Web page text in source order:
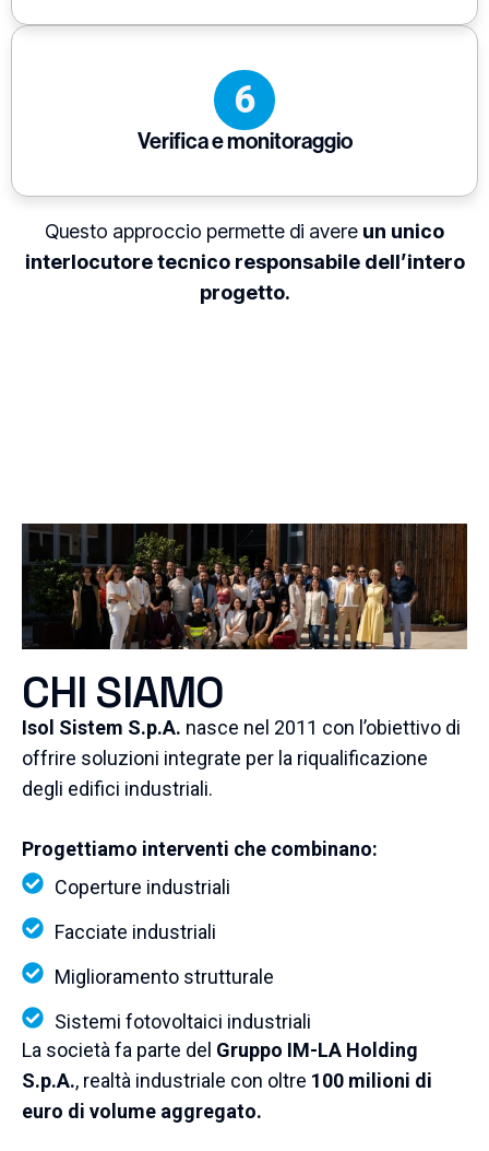
6
Verifica e monitoraggio
Questo approccio permette di avere un unico
interlocutore tecnico responsabile dell’intero
progetto.
CHI SIAMO
Isol Sistem S.p.A. nasce nel 2011 con l’obiettivo di
offrire soluzioni integrate per la riqualificazione
degli edifici industriali.
Progettiamo interventi che combinano:
Coperture industriali
Facciate industriali
Miglioramento strutturale
Sistemi fotovoltaici industriali
La società fa parte del Gruppo IM-LA Holding
S.p.A., realtà industriale con oltre 100 milioni di
euro di volume aggregato.